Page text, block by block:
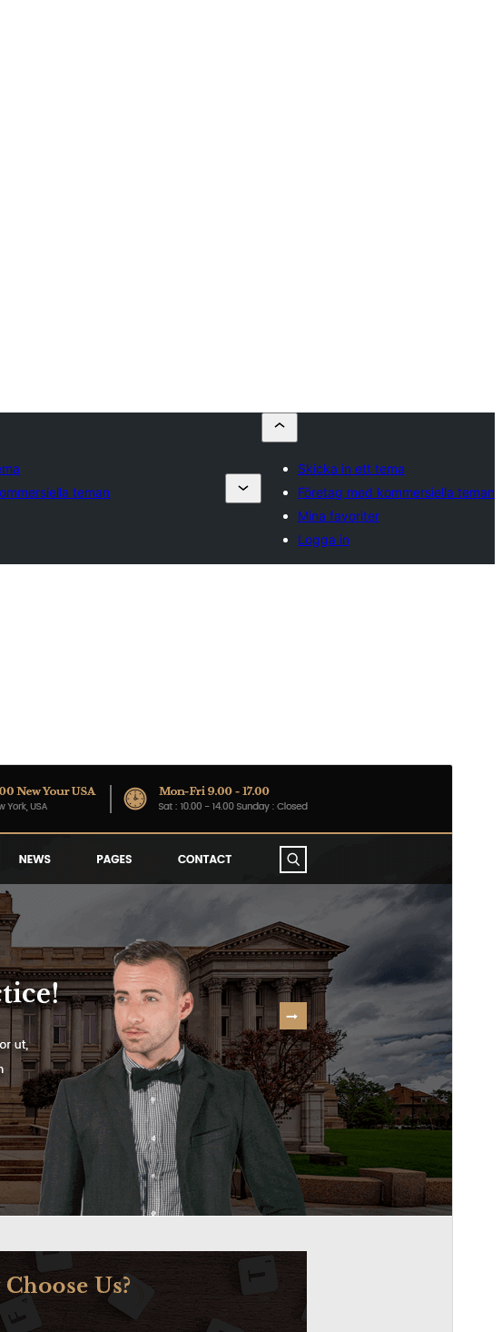
teman
Skicka in ett tema
Företag med kommersiella teman
Mina favoriter
Logga in
Detta tema är gratis men erbjuder ytterligare betalda
kommersiella uppgraderingar eller support.Se
supportsidan
FörhandsgranskaLadda ner
Senast uppdaterat
Aktiva installationer
WordPress-version
5.0
PHP-version
Temats startsida